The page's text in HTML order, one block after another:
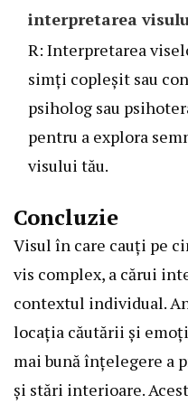
interpretarea
R: Interpretarea
simți copleșit sau
psiholog sau
pentru a explora
visului tău.
Concluzie
Visul în care cauți pe
vis complex, a cărui
contextul individual.
locația căutării și
mai bună înțelegere a
și stări interioare.